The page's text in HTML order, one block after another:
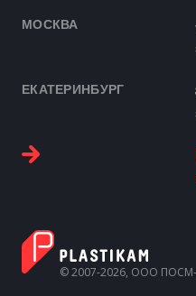
МОСКВА
ЕКАТЕРИНБУРГ
© 2007-2026, ООО